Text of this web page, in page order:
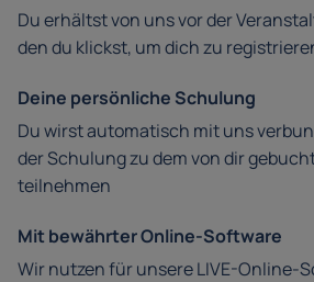
Du erhältst von uns vor der
den du klickst, um dich zu
Deine persönliche Schulung
Du wirst automatisch mit uns
der Schulung zu dem von dir
teilnehmen
Mit bewährter Online-Software
Wir nutzen für unsere LIVE-Online-